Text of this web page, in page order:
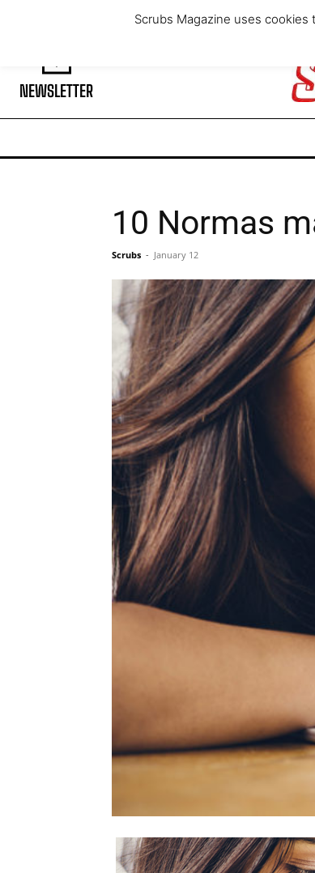
Thursday, August 6, 2026
NEWSLETTER
10 Normas
Scrubs - January 12
Scrubs Magazine uses